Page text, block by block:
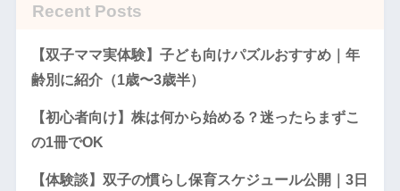
Recent Posts
【双子ママ実体験】子ども向けパズルおすすめ｜年
齢別に紹介（1歳〜3歳半）
【初心者向け】株は何から始める？迷ったらまずこ
の1冊でOK
【体験談】双子の慣らし保育スケジュール公開｜3日